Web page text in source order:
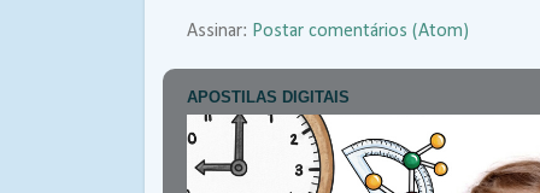
Assinar: Postar comentários (Atom)
APOSTILAS DIGITAIS